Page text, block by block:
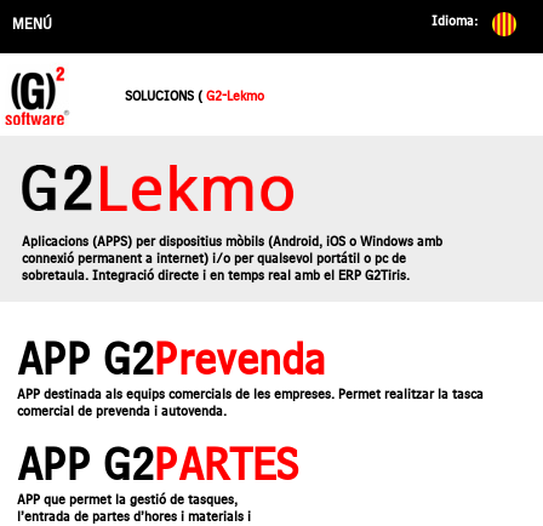
Idioma:
MENÚ
SOLUCIONS ( G2-Lekmo
Aplicacions (APPS) per dispositius mòbils (Android, iOS o Windows amb
connexió permanent a internet) i/o per qualsevol portátil o pc de
sobretaula. Integració directe i en temps real amb el ERP G2Tiris.
APP G2Prevenda
APP destinada als equips comercials de les empreses. Permet realitzar la tasca
comercial de prevenda i autovenda.
APP G2PARTES
APP que permet la gestió de tasques,
l’entrada de partes d’hores i materials i